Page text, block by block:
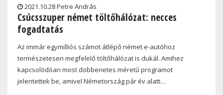
2021.10.28 Petre András
Csúcsszuper német töltőhálózat: necces
fogadtatás
Az immár egymilliós számot átlépő német e-autóhoz
természetesen megfelelő töltőhálózat is dukál. Amihez
kapcsolódóan most döbbenetes méretű programot
jelentettek be, amivel Németország pár év alatt…